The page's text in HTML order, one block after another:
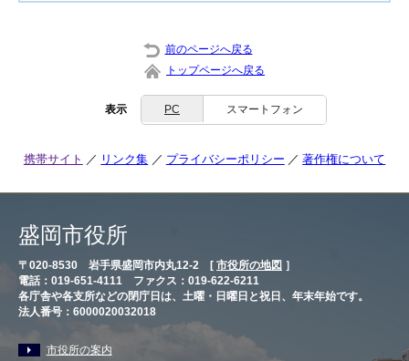
前のページへ戻る
トップページへ戻る
表示 PC スマートフォン
携帯サイト リンク集 プライバシーポリシー 著作権について
盛岡市役所
〒020-8530 岩手県盛岡市内丸12-2 [ 市役所の地図 ］
電話：019-651-4111 ファクス：019-622-6211
各庁舎や各支所などの閉庁日は、土曜・日曜日と祝日、年末年始です。
法人番号：6000020032018
市役所の案内